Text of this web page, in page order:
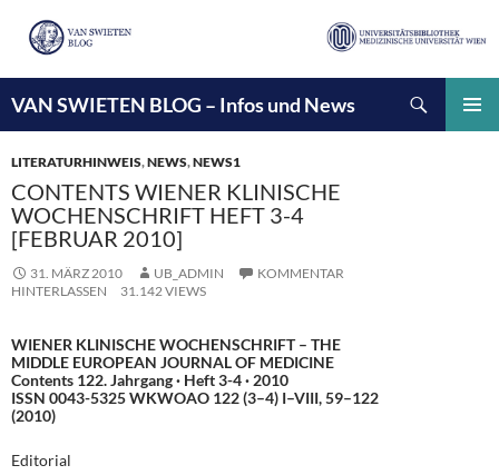
VAN SWIETEN BLOG – Infos und News
INHALT
SPRINGEN
LITERATURHINWEIS,NEWS,NEWS1
CONTENTS WIENER KLINISCHE
WOCHENSCHRIFT HEFT 3-4
[FEBRUAR 2010]
31. MÄRZ 2010 UB_ADMIN
KOMMENTAR
HINTERLASSEN
31.142 VIEWS
WIENER KLINISCHE WOCHENSCHRIFT – THE
MIDDLE EUROPEAN JOURNAL OF MEDICINE
Contents 122. Jahrgang · Heft 3-4 · 2010
ISSN 0043-5325 WKWOAO 122 (3–4) I–VIII, 59–122
(2010)
Editorial